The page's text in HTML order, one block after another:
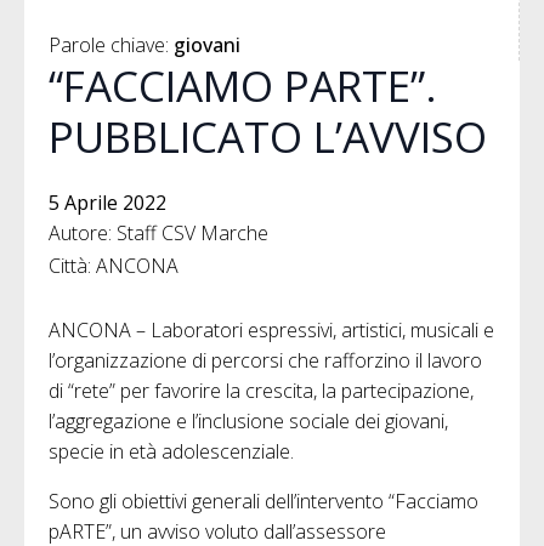
Parole chiave: giovani
“FACCIAMO PARTE”.
PUBBLICATO L’AVVISO
5 Aprile 2022
Autore: Staff CSV Marche
Città: ANCONA
ANCONA – Laboratori espressivi, artistici, musicali e
l’organizzazione di percorsi che rafforzino il lavoro
di “rete” per favorire la crescita, la partecipazione,
l’aggregazione e l’inclusione sociale dei giovani,
specie in età adolescenziale.
Sono gli obiettivi generali dell’intervento “Facciamo
pARTE”, un avviso voluto dall’assessore